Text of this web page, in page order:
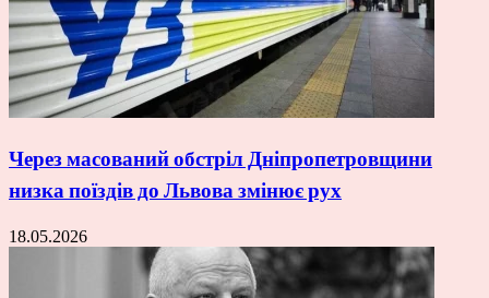
Через масований обстріл Дніпропетровщини
низка поїздів до Львова змінює рух
18.05.2026